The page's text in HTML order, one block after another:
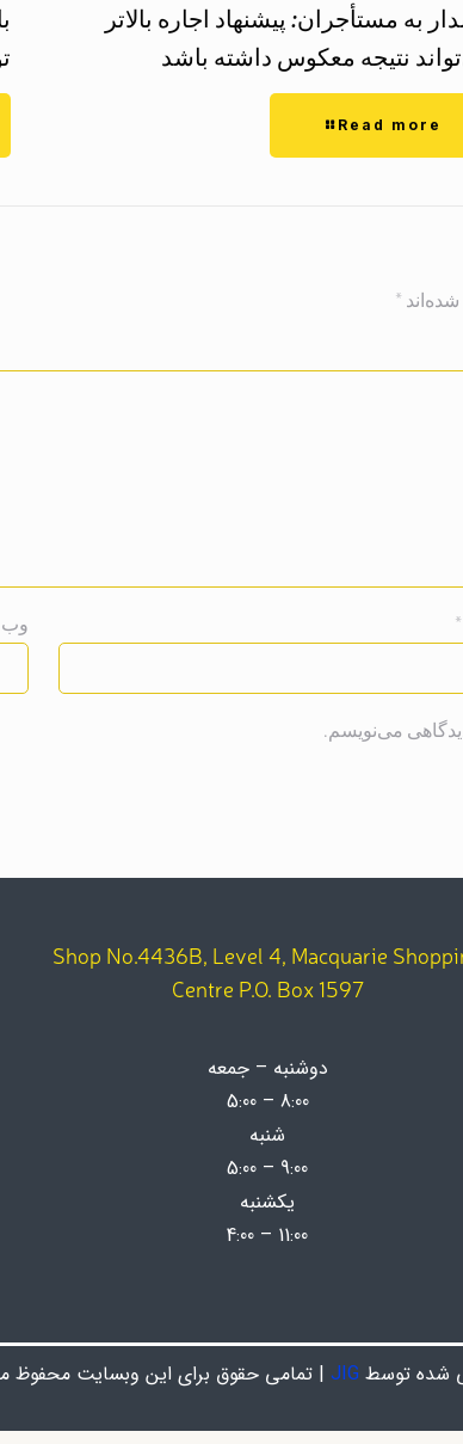
به مستأجران: پیشنهاد اجاره بالاتر
نتیجه معکوس داشته باشد
Read more
*
*
می‌نویسم.
Shop No.4436B, Level 4, Macquarie
Centre P.O. Box 1597
دوشنبه – جمعه
8:00 – 5:00
شنبه
9:00 – 5:00
یکشنبه
11:00 – 4:00
شده توسط JIG | تمامی حقوق برای این وبسایت محفوظ می